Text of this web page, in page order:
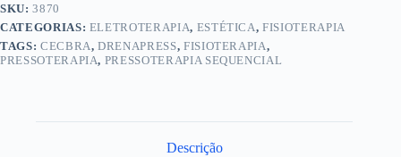
quantidade
SKU:3870
CATEGORIAS: ELETROTERAPIA, ESTÉTICA,FISIOTERAPIA
TAGS: CECBRA,DRENAPRESS, FISIOTERAPIA,
PRESSOTERAPIA, PRESSOTERAPIA SEQUENCIAL
Descrição